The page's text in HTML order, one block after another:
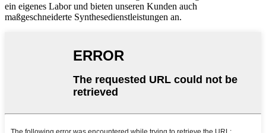
ein eigenes Labor und bieten unseren Kunden auch
maßgeschneiderte Synthesedienstleistungen an.